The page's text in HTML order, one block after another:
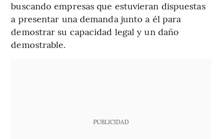
buscando empresas que estuvieran dispuestas
a presentar una demanda junto a él para
demostrar su capacidad legal y un daño
demostrable.
PUBLICIDAD